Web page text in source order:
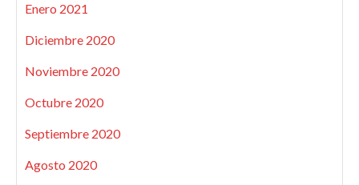
Enero 2021
Diciembre 2020
Noviembre 2020
Octubre 2020
Septiembre 2020
Agosto 2020